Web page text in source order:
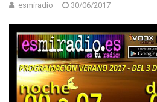
esmiradio 30/06/2017